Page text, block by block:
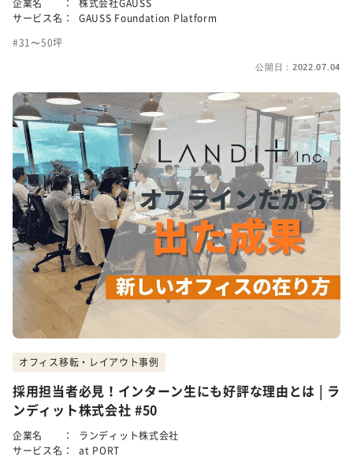
企業名 ：
株式会社GAUSS
サービス名：
GAUSS Foundation Platform
31〜50坪
公開日：2022.07.04
オフィス移転・レイアウト事例
採用担当者必見！インターン生にも好評な理由とは | ラ
ンディット株式会社 #50
企業名 ：
ランディット株式会社
サービス名：
at PORT